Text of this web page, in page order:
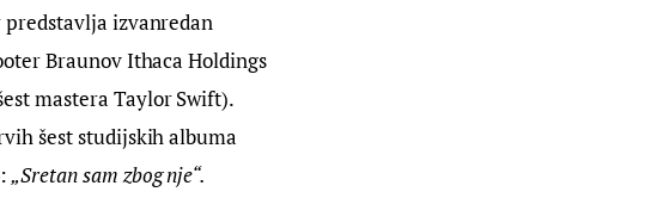
izvanredan
Braunov Ithaca Holdings
mastera Taylor Swift).
šest studijskih albuma
: „Sretan sam zbog nje“.